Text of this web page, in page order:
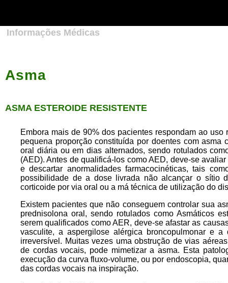
Informações Médicas
Asma
ASMA ESTEROIDE RESISTENTE
Embora mais de 90% dos pacientes respondam ao
pequena proporção constituída por doentes com asma
oral diária ou em dias alternados, sendo rotulados
(AED). Antes de qualificá-los como AED, deve-se
e descartar anormalidades farmacocinéticas, tais
possibilidade de a dose livrada não alcançar o sítio
corticoide por via oral ou a má técnica de utilização do
Existem pacientes que não conseguem controlar sua
prednisolona oral, sendo rotulados como Asmáticos
serem qualificados como AER, deve-se afastar as
vasculite, a aspergilose alérgica broncopulmonar e a
irreversível. Muitas vezes uma obstrução de vias
de cordas vocais, pode mimetizar a asma. Esta
execução da curva fluxo-volume, ou por endoscopia,
das cordas vocais na inspiração.